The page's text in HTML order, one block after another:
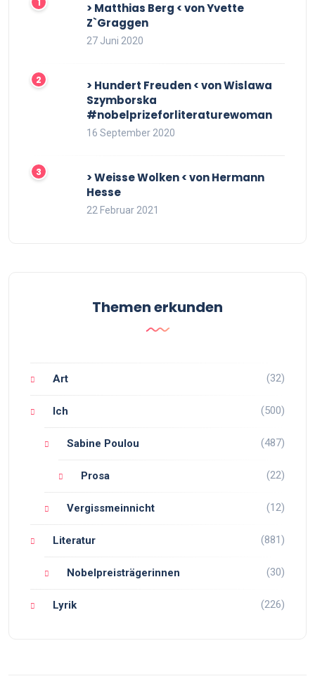
> Matthias Berg < von Yvette
Z`Graggen
27 Juni 2020
> Hundert Freuden < von Wislawa
Szymborska
#nobelprizeforliteraturewoman
16 September 2020
> Weisse Wolken < von Hermann
Hesse
22 Februar 2021
Themen erkunden
Art (32)
Ich (500)
Sabine Poulou (487)
Prosa (22)
Vergissmeinnicht (12)
Literatur (881)
Nobelpreisträgerinnen (30)
Lyrik (226)